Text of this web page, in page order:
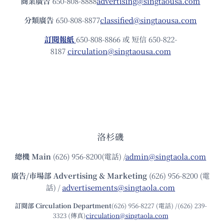
分類廣告 650-808-8877classified@singtaousa.com
訂閱報紙 650-808-8866 或 短信 650-822-
8187circulation@singtaousa.com
洛杉磯
總機Main (626) 956-8200(電話) /admin@singtaola.com
廣告/市場部Advertising & Marketing (626) 956-8200 (電
話) /advertisements@singtaola.com
訂閱部 Circulation Department(626) 956-8227 (電話) /(626) 239-
3323 (傳真)circulation@singtaola.com